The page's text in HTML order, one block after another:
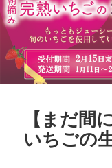
【まだ間
いちごの